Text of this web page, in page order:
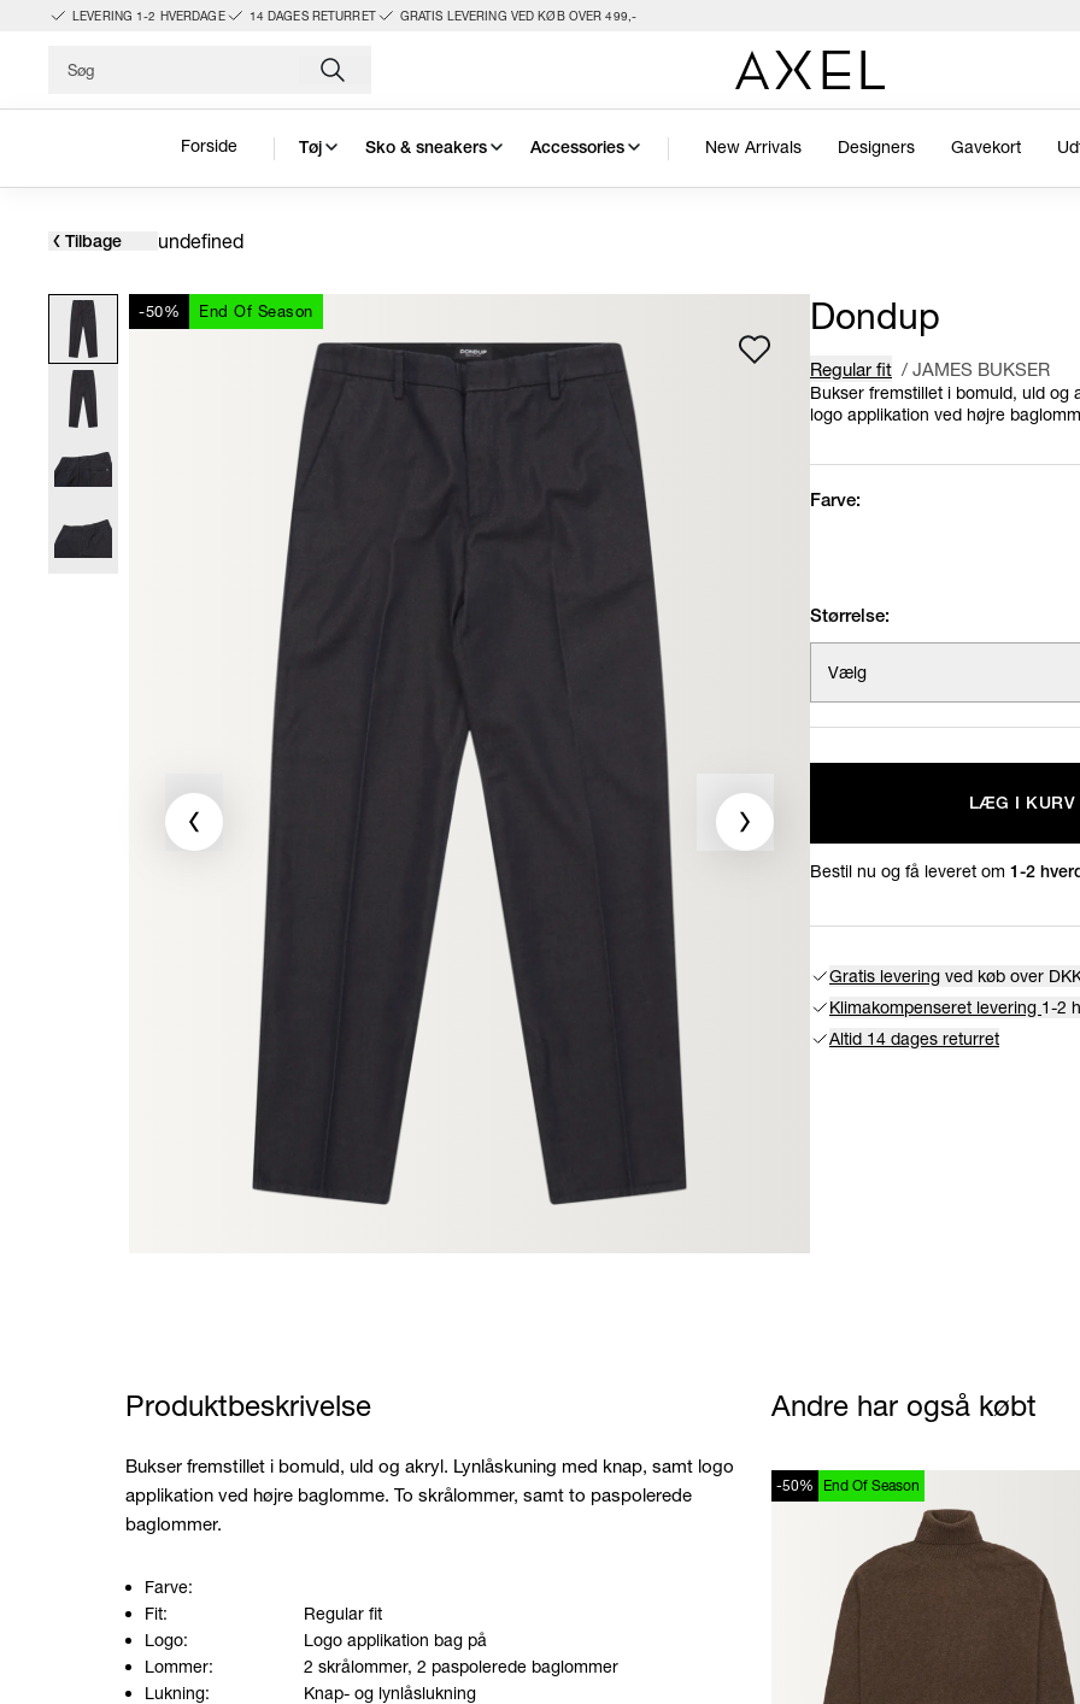
LEVERING 1-2 HVERDAGE 14 DAGES RETURRET GRATIS LEVERING VED KØB OVER 499,-
Forside Tøj Sko & sneakers Accessories New Arrivals Designers Gavekort
Tilbage undefined
-50% End Of Season Dondup
Regular fit / JAMES BUKSER
Bukser fremstillet i bomuld, uld og
logo applikation ved højre
Farve:
Størrelse:
Vælg
LÆG I KURV
Bestil nu og få leveret om 1-2
Gratis levering ved køb over
Klimakompenseret levering 1-2
Altid 14 dages returret
Produktbeskrivelse
Bukser fremstillet i bomuld, uld og akryl. Lynlåskuning med knap, samt logo
applikation ved højre baglomme. To skrålommer, samt to paspolerede
baglommer.
Farve:
Fit:
Regular fit
Logo:
Logo applikation bag på
Lommer:
2 skrålommer, 2 paspolerede baglommer
Lukning:
Knap- og lynlåslukning
Andre har også købt
-50% End Of Season